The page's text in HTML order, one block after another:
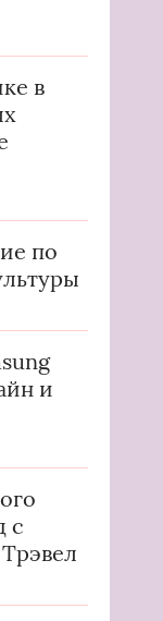
в
по
и
с